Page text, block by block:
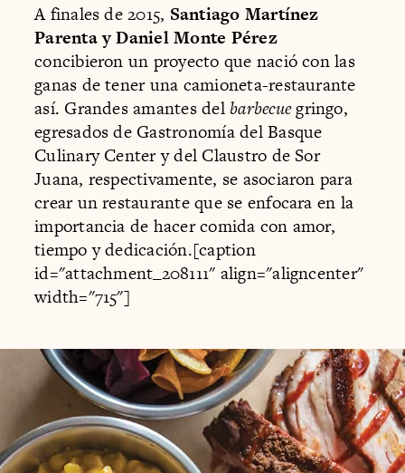
A finales de 2015, Santiago Martínez
Parenta y Daniel Monte Pérez
concibieron un proyecto que nació con las
ganas de tener una camioneta-restaurante
así. Grandes amantes delbarbecuegringo,
egresados de Gastronomía del Basque
Culinary Center y del Claustro de Sor
Juana, respectivamente, se asociaron para
crear un restaurante que se enfocara en la
importancia de hacer comida con amor,
tiempo y dedicación.[caption
id="attachment_208111" align="aligncenter"
width="715"]